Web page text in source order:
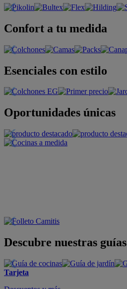
Confort a tu medida
Esenciales con estilo
Oportunidades únicas
Descubre nuestras guías
Tarjeta